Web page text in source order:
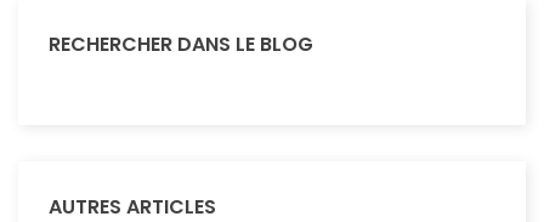
RECHERCHER DANS LE BLOG
AUTRES ARTICLES